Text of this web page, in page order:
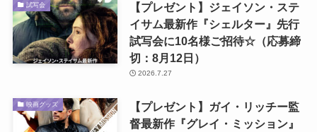
試写会
【プレゼント】ジェイソン・ステ
イサム最新作『シェルター』先行
試写会に10名様ご招待☆（応募締
切：8月12日）
2026.7.27
映画グッズ
【プレゼント】ガイ・リッチー監
督最新作『グレイ・ミッション』